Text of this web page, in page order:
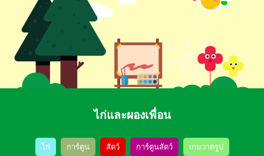
ไก่และผองเพื่อน
ไก่ การ์ตูน สัตว์ การ์ตูนสัตว์ เกมวาดรูป